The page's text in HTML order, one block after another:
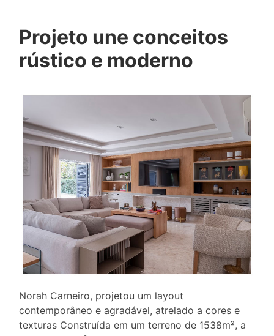
Projeto une conceitos
rústico e moderno
Norah Carneiro, projetou um layout
contemporâneo e agradável, atrelado a cores e
texturas Construída em um terreno de 1538m², a